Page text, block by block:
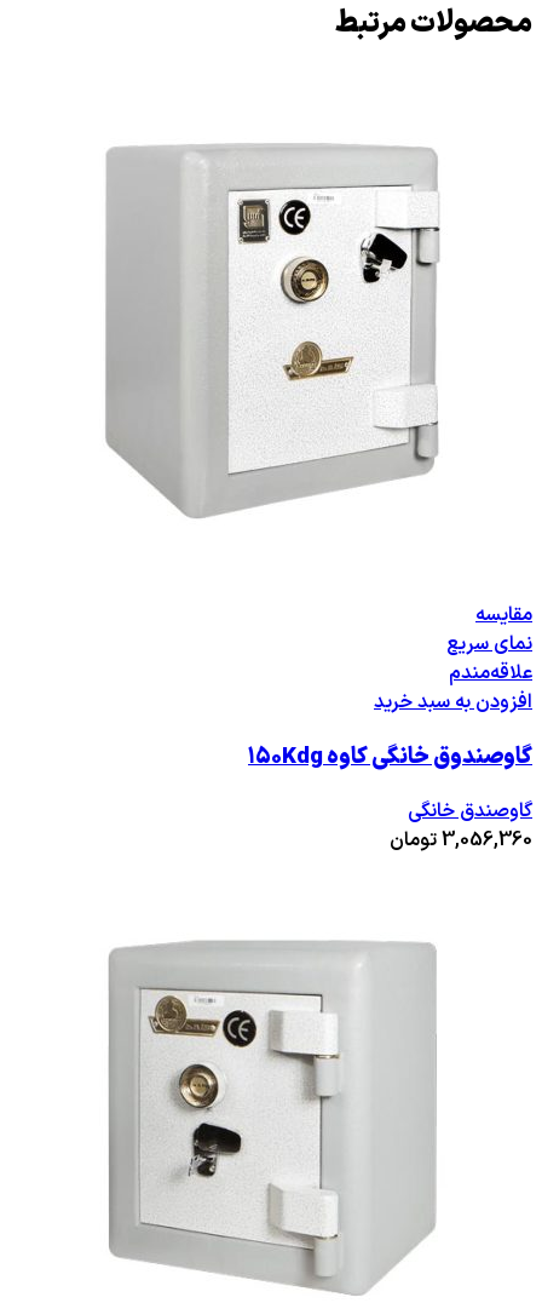
محصولات مرتبط
مقایسه
نمای سریع
علاقه‌مندم
افزودن به سبد خرید
گاوصندوق خانگی کاوه ۱۵۰Kdg
گاوصندق خانگی
3,056,360تومان